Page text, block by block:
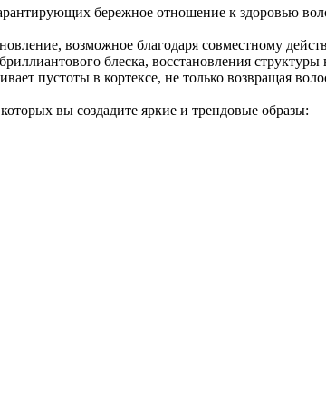
бережное отношение к здоровью
возможное благодаря совместному
блеска, восстановления
пустоты в кортексе, не только возвращая
вы создадите яркие и трендовые образы: